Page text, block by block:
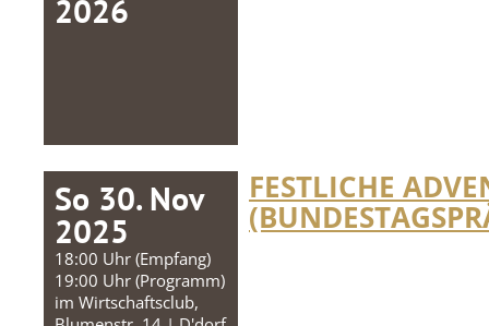
2026
So 30. Nov
2025
18:00 Uhr (Empfang)
19:00 Uhr (Programm)
im Wirtschaftsclub,
FESTLICHE